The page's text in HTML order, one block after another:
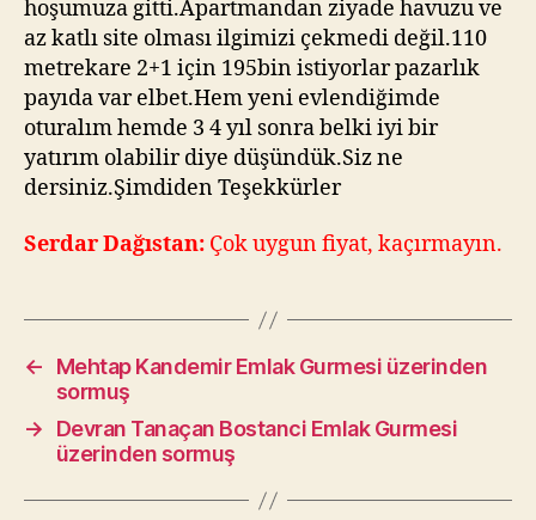
hoşumuza gitti.Apartmandan ziyade havuzu ve
az katlı site olması ilgimizi çekmedi değil.110
metrekare 2+1 için 195bin istiyorlar pazarlık
payıda var elbet.Hem yeni evlendiğimde
oturalım hemde 3 4 yıl sonra belki iyi bir
yatırım olabilir diye düşündük.Siz ne
dersiniz.Şimdiden Teşekkürler
Serdar Dağıstan: Çok uygun fiyat, kaçırmayın.
←
Mehtap Kandemir Emlak Gurmesi üzerinden
sormuş
→
Devran Tanaçan Bostanci Emlak Gurmesi
üzerinden sormuş